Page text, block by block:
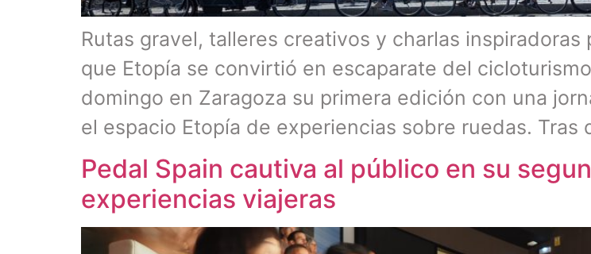
Rutas gravel, talleres creativos y charlas
que Etopía se convirtió en escaparate del
domingo en Zaragoza su primera edición con una
el espacio Etopía de experiencias sobre ruedas. Tras
Pedal Spain cautiva al público en su
experiencias viajeras